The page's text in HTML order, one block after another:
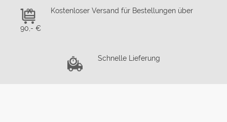
Kostenloser Versand für Bestellungen über
90,- €
Schnelle Lieferung